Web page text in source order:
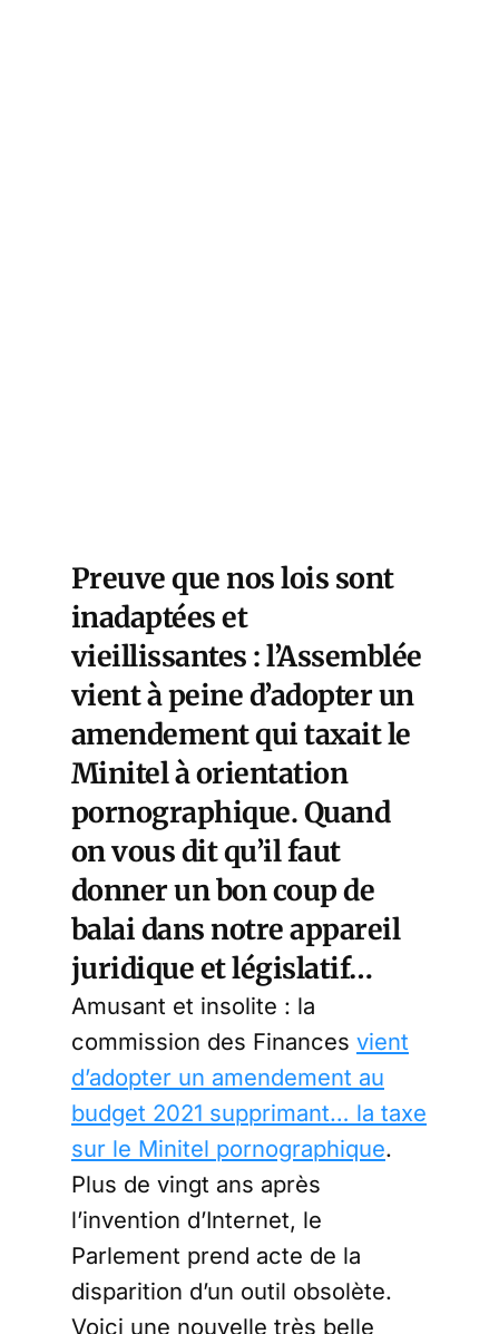
Preuve que nos lois sont
inadaptées et
vieillissantes : l’Assemblée
vient à peine d’adopter un
amendement qui taxait le
Minitel à orientation
pornographique. Quand
on vous dit qu’il faut
donner un bon coup de
balai dans notre appareil
juridique et législatif…
Amusant et insolite : la
commission des Finances vient
d’adopter un amendement au
budget 2021 supprimant… la taxe
sur le Minitel pornographique.
Plus de vingt ans après
l’invention d’Internet, le
Parlement prend acte de la
disparition d’un outil obsolète.
Voici une nouvelle très belle